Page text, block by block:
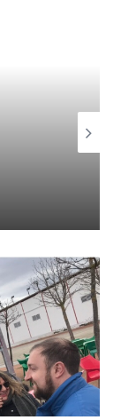
(22-20): un
ser
Así, quedaban
como
todos los
en esta
favor del